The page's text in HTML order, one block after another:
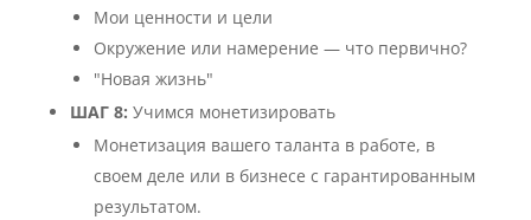
Мои ценности и цели
Окружение или намерение — что первично?
"Новая жизнь"
ШАГ 8: Учимся монетизировать
Монетизация вашего таланта в работе, в
своем деле или в бизнесе с гарантированным
результатом.